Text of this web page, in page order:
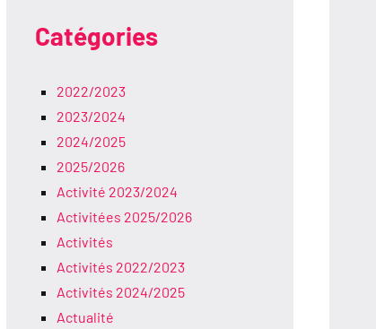
Catégories
2022/2023
2023/2024
2024/2025
2025/2026
Activité 2023/2024
Activitées 2025/2026
Activités
Activités 2022/2023
Activités 2024/2025
Actualité